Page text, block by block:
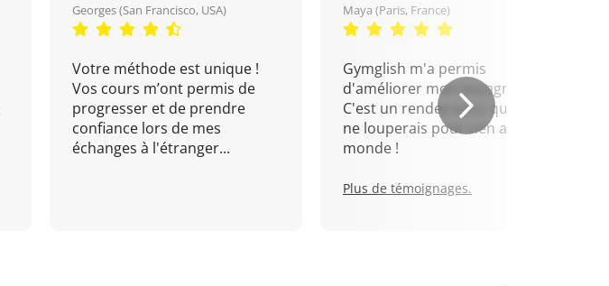
Georges (San Francisco, USA)
Votre méthode est unique !
Vos cours m’ont permis de
progresser et de prendre
confiance lors de mes
échanges à l'étranger...
Maya (Paris, France)
Gymglish m'a permis
d'améliorer mon espagnol.
C'est un rendez-vous que je
ne louperais pour rien au
monde !
Plus de témoignages.